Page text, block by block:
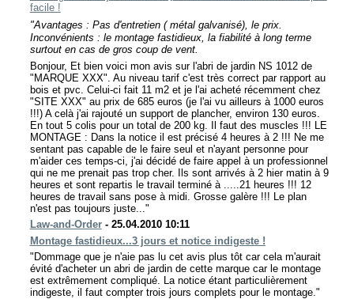
facile !
"Avantages : Pas d'entretien ( métal galvanisé), le prix.
Inconvénients : le montage fastidieux, la fiabilité à long terme
surtout en cas de gros coup de vent.
Bonjour, Et bien voici mon avis sur l'abri de jardin NS 1012 de
"MARQUE XXX". Au niveau tarif c'est très correct par rapport au
bois et pvc. Celui-ci fait 11 m2 et je l'ai acheté récemment chez
"SITE XXX" au prix de 685 euros (je l'ai vu ailleurs à 1000 euros
!!!) A celà j'ai rajouté un support de plancher, environ 130 euros.
En tout 5 colis pour un total de 200 kg. Il faut des muscles !!! LE
MONTAGE : Dans la notice il est précisé 4 heures à 2 !!! Ne me
sentant pas capable de le faire seul et n'ayant personne pour
m'aider ces temps-ci, j'ai décidé de faire appel à un professionnel
qui ne me prenait pas trop cher. Ils sont arrivés à 2 hier matin à 9
heures et sont repartis le travail terminé à .....21 heures !!! 12
heures de travail sans pose à midi. Grosse galère !!! Le plan
n'est pas toujours juste..."
Law-and-Order- 25.04.2010 10:11
Montage fastidieux...3 jours et notice indigeste !
"Dommage que je n'aie pas lu cet avis plus tôt car cela m'aurait
évité d'acheter un abri de jardin de cette marque car le montage
est extrêmement compliqué. La notice étant particulièrement
indigeste, il faut compter trois jours complets pour le montage."